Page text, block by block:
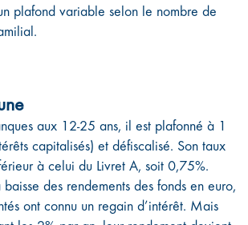
plafond variable selon le nombre de
aux 12-25 ans, il est plafonné à 1
capitalisés) et défiscalisé. Son taux
à celui du Livret A, soit 0,75%.
des rendements des fonds en euro,
ont connu un regain d’intérêt. Mais